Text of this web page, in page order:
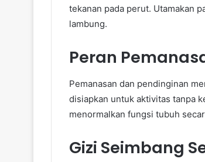
tekanan pada perut. Utamakan
lambung.
Peran
Pemanasan dan pendinginan
disiapkan untuk aktivitas tanpa
menormalkan fungsi tubuh
Gizi Seimbang